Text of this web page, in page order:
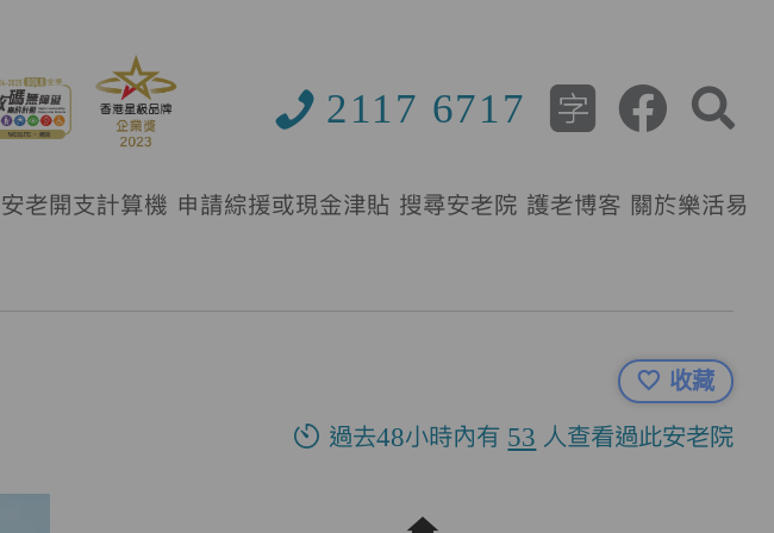
2117 6717
安老開支計算機 申請綜援或現金津貼 搜尋安老院 護老博客 關於樂活易
收藏
過去48小時內有 53 人查看過此安老院